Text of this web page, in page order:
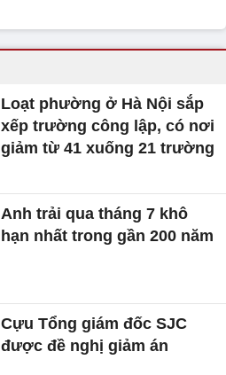
Loạt phường ở Hà Nội sắp
xếp trường công lập, có nơi
giảm từ 41 xuống 21 trường
Anh trải qua tháng 7 khô
hạn nhất trong gần 200 năm
Cựu Tổng giám đốc SJC
được đề nghị giảm án